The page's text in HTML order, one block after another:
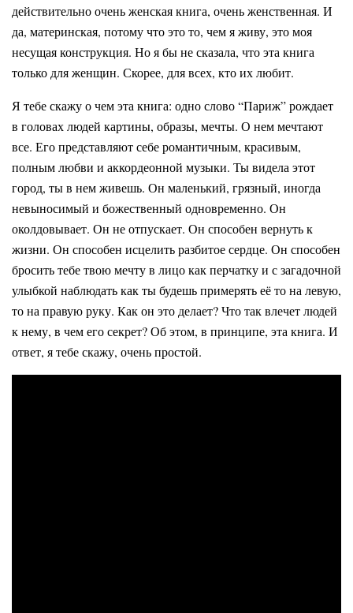
действительно очень женская книга, очень женственная. И
да, материнская, потому что это то, чем я живу, это моя
несущая конструкция. Но я бы не сказала, что эта книга
только для женщин. Скорее, для всех, кто их любит.
Я тебе скажу о чем эта книга: одно слово “Париж” рождает
в головах людей картины, образы, мечты. О нем мечтают
все. Его представляют себе романтичным, красивым,
полным любви и аккордеонной музыки. Ты видела этот
город, ты в нем живешь. Он маленький, грязный, иногда
невыносимый и божественный одновременно. Он
околдовывает. Он не отпускает. Он способен вернуть к
жизни. Он способен исцелить разбитое сердце. Он способен
бросить тебе твою мечту в лицо как перчатку и с загадочной
улыбкой наблюдать как ты будешь примерять её то на левую,
то на правую руку. Как он это делает? Что так влечет людей
к нему, в чем его секрет? Об этом, в принципе, эта книга. И
ответ, я тебе скажу, очень простой.